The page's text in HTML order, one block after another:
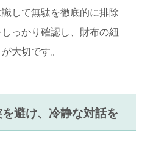
して無駄を徹底的に排除
っかり確認し、財布の紐
大切です。
避け、冷静な対話を